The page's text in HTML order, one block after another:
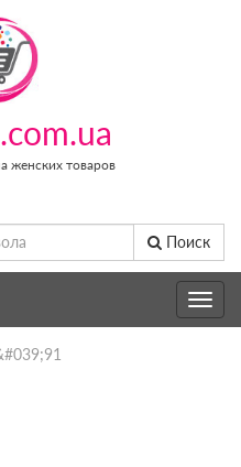
женских товаров
Поиск
Toggle